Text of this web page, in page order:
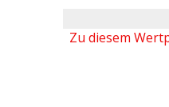
Zu diesem